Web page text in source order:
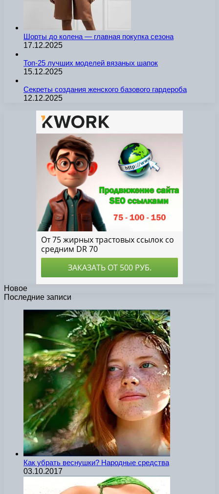
Шорты до колена — главная покупка сезона
17.12.2025
Топ-25 лучших моделей вязаных шапок
15.12.2025
Секреты создания женского базового гардероба
12.12.2025
Новое
Последние записи
Как убрать веснушки? Народные средства
03.10.2017